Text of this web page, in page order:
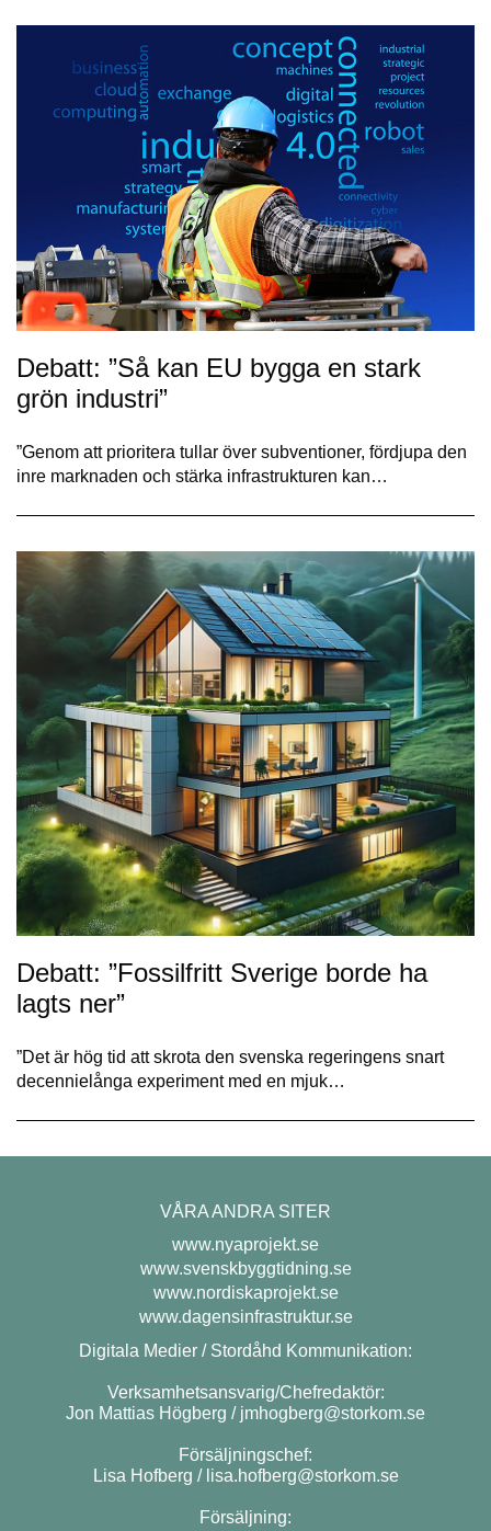
Debatt: ”Så kan EU bygga en stark
grön industri”
”Genom att prioritera tullar över subventioner, fördjupa den
inre marknaden och stärka infrastrukturen kan…
Debatt: ”Fossilfritt Sverige borde ha
lagts ner”
”Det är hög tid att skrota den svenska regeringens snart
decennie­långa experiment med en mjuk…
VÅRA ANDRA SITER
www.nyaprojekt.se
www.svenskbyggtidning.se
www.nordiskaprojekt.se
www.dagensinfrastruktur.se
Digitala Medier / Stordåhd Kommunikation:
Verksamhetsansvarig/Chefredaktör:
Jon Mattias Högberg / jmhogberg@storkom.se
Försäljningschef:
Lisa Hofberg / lisa.hofberg@storkom.se
Försäljning: